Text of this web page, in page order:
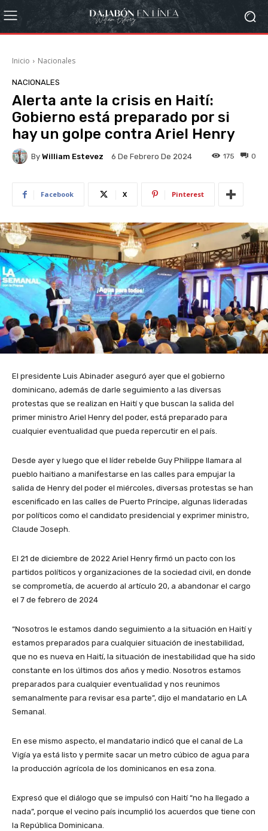
Inicio Nacionales
NACIONALES
Alerta ante la crisis en Haití:
Gobierno está preparado por si
hay un golpe contra Ariel Henry
By William Estevez 6 De Febrero De 2024 0
175
Facebook X Pinterest
El presidente Luis Abinader aseguró ayer que el gobierno
dominicano, además de darle seguimiento a las diversas
protestas que se realizan en Haití y que buscan la salida del
primer ministro Ariel Henry del poder, está preparado para
cualquier eventualidad que pueda repercutir en el país.
Desde ayer y luego que el líder rebelde Guy Philippe llamara al
pueblo haitiano a manifestarse en las calles para empujar la
salida de Henry del poder el miércoles, diversas protestas se han
escenificado en las calles de Puerto Príncipe, algunas lideradas
por políticos como el candidato presidencial y exprimer ministro,
Claude Joseph.
El 21 de diciembre de 2022 Ariel Henry firmó un pacto con los
partidos políticos y organizaciones de la sociedad civil, en donde
se comprometía, de acuerdo al artículo 20, a abandonar el cargo
el 7 de febrero de 2024
“Nosotros le estamos dando seguimiento a la situación en Haití y
estamos preparados para cualquier situación de inestabilidad,
que no es nueva en Haití, la situación de inestabilidad que ha sido
constante en los últimos dos años y medio. Nosotros estamos
preparados para cualquier eventualidad y nos reunimos
semanalmente para revisar esa parte”, dijo el mandatario en LA
Semanal.
En ese mismo aspecto, el mandatario indicó que el canal de La
Vigía ya está listo y permite sacar un metro cúbico de agua para
la producción agrícola de los dominicanos en esa zona.
Expresó que el diálogo que se impulsó con Haití “no ha llegado a
nada”, porque el vecino país incumplió los acuerdos que tiene con
la República Dominicana.